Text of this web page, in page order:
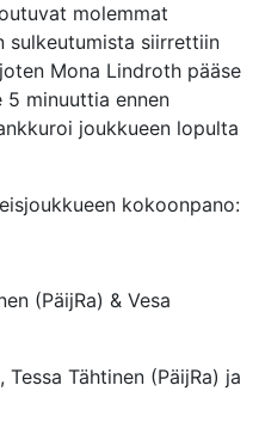
molemmat
sulkeutumista siirrettiin
Mona Lindroth pääse
5 minuuttia ennen
joukkueen lopulta
kokoonpano:
(PäijRa) & Vesa
Tähtinen (PäijRa) ja